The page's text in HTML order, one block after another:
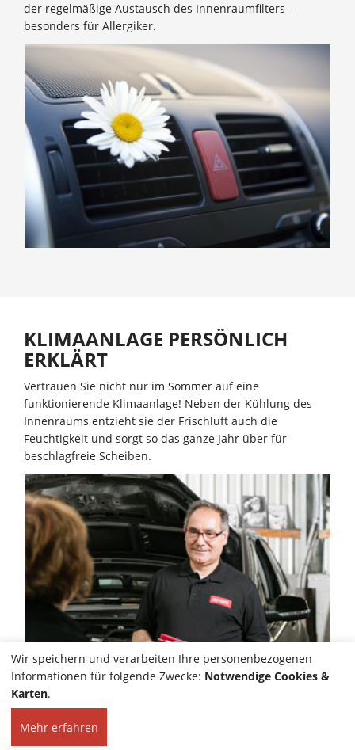
der regelmäßige Austausch des Innenraumfilters –
besonders für Allergiker.
KLIMAANLAGE PERSÖNLICH
ERKLÄRT
Vertrauen Sie nicht nur im Sommer auf eine
funktionierende Klimaanlage! Neben der Kühlung des
Innenraums entzieht sie der Frischluft auch die
Feuchtigkeit und sorgt so das ganze Jahr über für
beschlagfreie Scheiben.
Wir speichern und verarbeiten Ihre personenbezogenen
Informationen für folgende Zwecke: Notwendige Cookies &
Karten.
Mehr erfahren